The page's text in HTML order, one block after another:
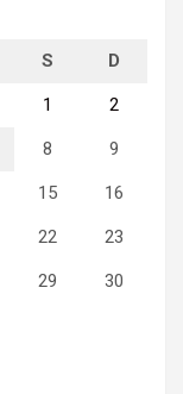
S D
1 2
8 9
15 16
22 23
29 30